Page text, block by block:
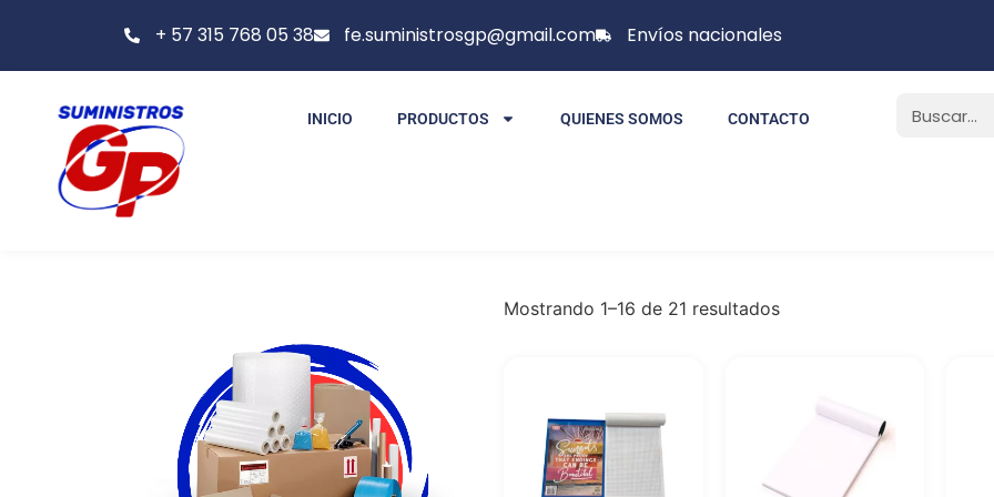
+ 57 315 768 05 38 fe.suministrosgp@gmail.com Envíos nacionales
INICIO PRODUCTOS QUIENES SOMOS CONTACTO
Mostrando 1–16 de 21 resultados